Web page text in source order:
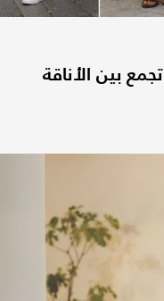
أجمل ستايلات رجالية لعام 2026 تجمع بين الأناقة